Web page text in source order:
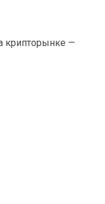
крипторынке —